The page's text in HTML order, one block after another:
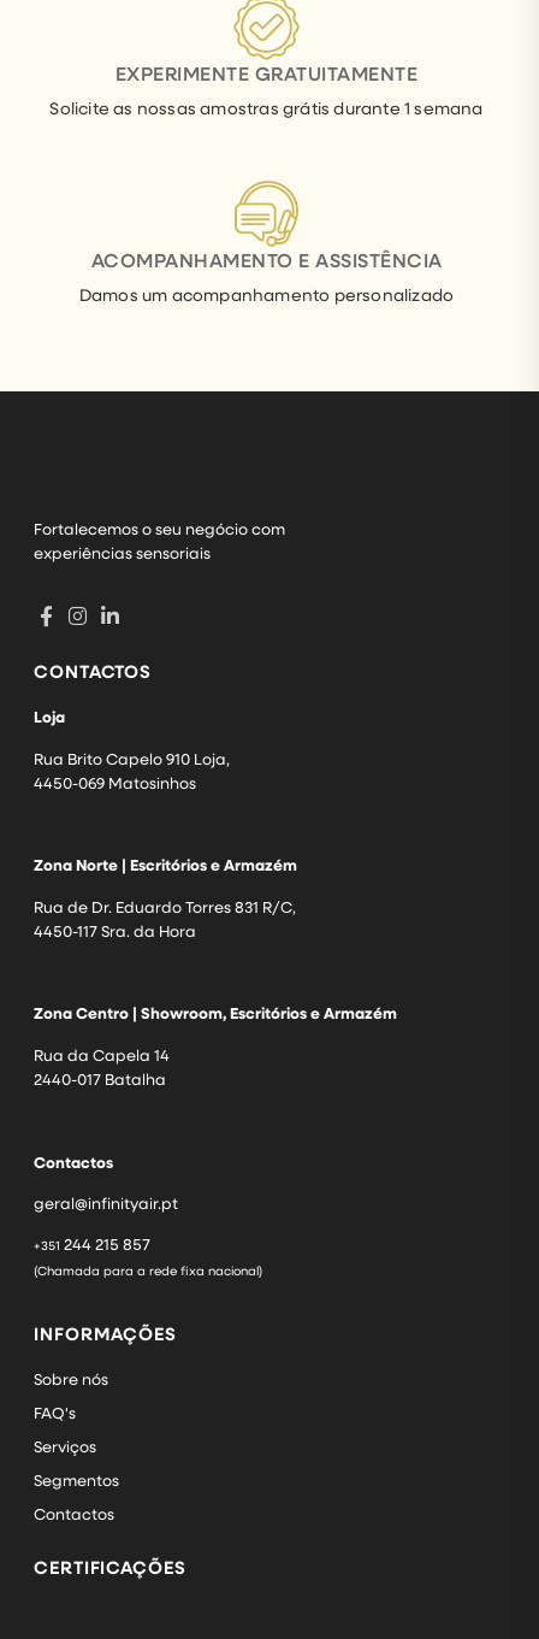
EXPERIMENTE GRATUITAMENTE
Solicite as nossas amostras grátis durante 1 semana
ACOMPANHAMENTO E ASSISTÊNCIA
Damos um acompanhamento personalizado
Fortalecemos o seu negócio com
experiências sensoriais
CONTACTOS
Loja
Rua Brito Capelo 910 Loja,
4450-069 Matosinhos
Zona Norte | Escritórios e Armazém
Rua de Dr. Eduardo Torres 831 R/C,
4450-117 Sra. da Hora
Zona Centro | Showroom, Escritórios e Armazém
Rua da Capela 14
2440-017 Batalha
Contactos
geral@infinityair.pt
+351 244 215 857
(Chamada para a rede fixa nacional)
INFORMAÇÕES
Sobre nós
FAQ's
Serviços
Segmentos
Contactos
CERTIFICAÇÕES